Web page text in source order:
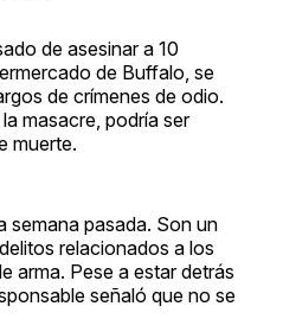
de asesinar a 10
de Buffalo, se
de crímenes de odio.
masacre, podría ser
muerte.
semana pasada. Son un
relacionados a los
arma. Pese a estar detrás
señaló que no se